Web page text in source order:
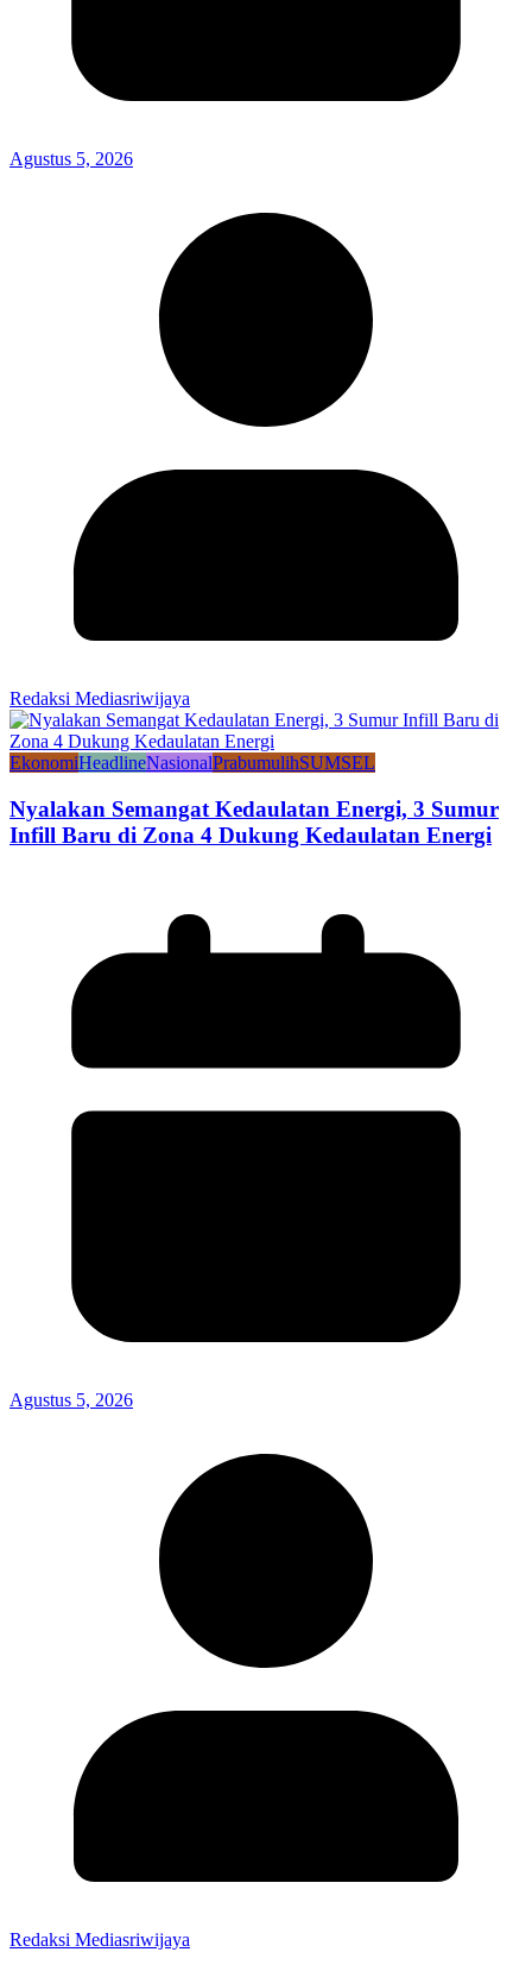
Agustus 5, 2026
Redaksi Mediasriwijaya
EkonomiHeadlineNasionalPrabumulihSUMSEL
Nyalakan Semangat Kedaulatan Energi, 3 Sumur
Infill Baru di Zona 4 Dukung Kedaulatan Energi
Agustus 5, 2026
Redaksi Mediasriwijaya